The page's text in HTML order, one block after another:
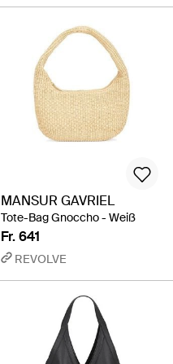
MANSUR GAVRIEL
Tote-Bag Gnoccho - Weiß
Fr. 641
REVOLVE